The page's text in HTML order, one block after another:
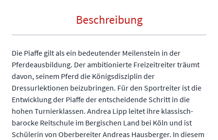
Beschreibung
Die Piaffe gilt als ein bedeutender Meilenstein in der
Pferdeausbildung. Der ambitionierte Freizeitreiter träumt
davon, seinem Pferd die Königsdisziplin der
Dressurlektionen beizubringen. Für den Sportreiter ist die
Entwicklung der Piaffe der entscheidende Schritt in die
hohen Turnierklassen. Andrea Lipp leitet ihre klassisch-
barocke Reitschule im Bergischen Land bei Köln und ist
Schülerin von Oberbereiter Andreas Hausberger. In diesem